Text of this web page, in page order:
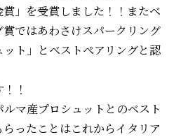
」を受賞しました！！またベ
ではあわさけスパークリング
ト」とベストペアリングと認
！
マ産プロシュットとのベスト
ったことはこれからイタリア